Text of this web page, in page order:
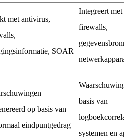
met antivirus,
SOAR
Integreert met
firewalls,
op basis van
eindpuntgedrag
basis van
systemen en